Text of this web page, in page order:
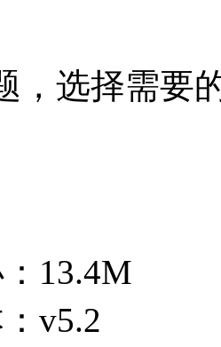
，选择需要
13.4M
v5.2